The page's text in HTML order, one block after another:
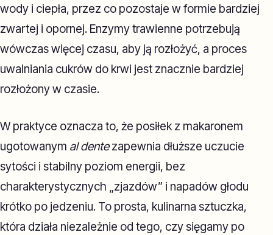
wody i ciepła, przez co pozostaje w formie bardziej
zwartej i opornej. Enzymy trawienne potrzebują
wówczas więcej czasu, aby ją rozłożyć, a proces
uwalniania cukrów do krwi jest znacznie bardziej
rozłożony w czasie.
W praktyce oznacza to, że posiłek z makaronem
ugotowanym al dentezapewnia dłuższe uczucie
sytości i stabilny poziom energii, bez
charakterystycznych „zjazdów” i napadów głodu
krótko po jedzeniu. To prosta, kulinarna sztuczka,
która działa niezależnie od tego, czy sięgamy po